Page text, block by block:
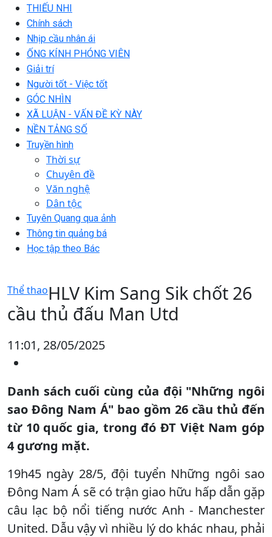
THIẾU NHI
Chính sách
Nhịp cầu nhân ái
ỐNG KÍNH PHÓNG VIÊN
Giải trí
Người tốt - Việc tốt
GÓC NHÌN
XÃ LUẬN - VẤN ĐỀ KỲ NÀY
NỀN TẢNG SỐ
Truyền hình
Thời sự
Chuyên đề
Văn nghệ
Dân tộc
Tuyên Quang qua ảnh
Thông tin quảng bá
Học tập theo Bác
Thể thaoHLV Kim Sang Sik chốt 26
cầu thủ đấu Man Utd
11:01, 28/05/2025
Danh sách cuối cùng của đội "Những ngôi
sao Đông Nam Á" bao gồm 26 cầu thủ đến
từ 10 quốc gia, trong đó ĐT Việt Nam góp
4 gương mặt.
19h45 ngày 28/5, đội tuyển Những ngôi sao
Đông Nam Á sẽ có trận giao hữu hấp dẫn gặp
câu lạc bộ nổi tiếng nước Anh - Manchester
United. Dẫu vậy vì nhiều lý do khác nhau, phải